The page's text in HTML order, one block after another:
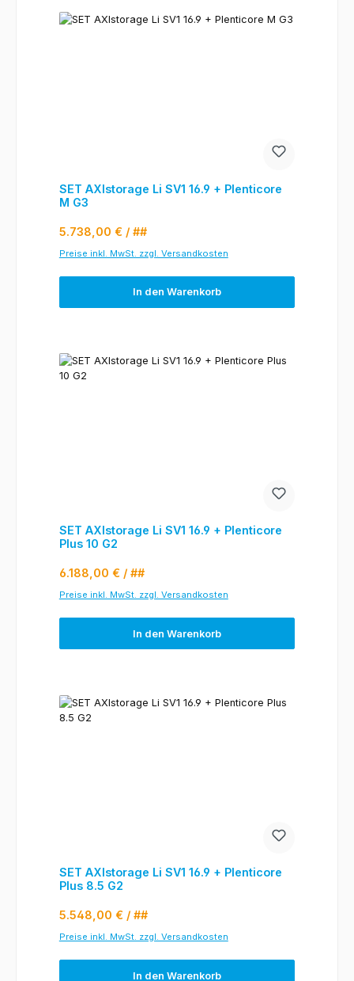
SET AXIstorage Li SV1 16.9 + Plenticore
M G3
Regulärer Preis:
5.738,00 € / ##
Preise inkl. MwSt. zzgl. Versandkosten
In den Warenkorb
SET AXIstorage Li SV1 16.9 + Plenticore
Plus 10 G2
Regulärer Preis:
6.188,00 € / ##
Preise inkl. MwSt. zzgl. Versandkosten
In den Warenkorb
SET AXIstorage Li SV1 16.9 + Plenticore
Plus 8.5 G2
Regulärer Preis:
5.548,00 € / ##
Preise inkl. MwSt. zzgl. Versandkosten
In den Warenkorb